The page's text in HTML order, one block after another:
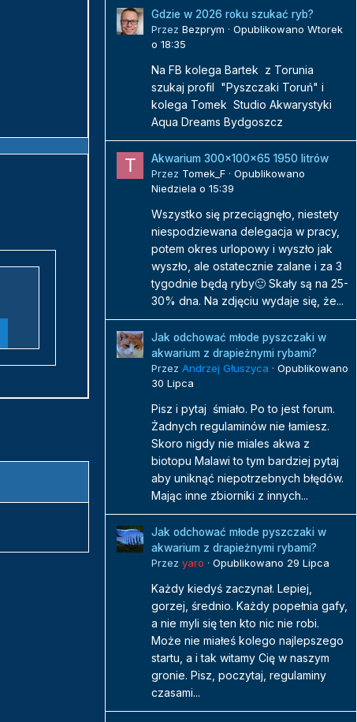
Gdzie w 2026 roku szukać ryb?
Przez Bezprym · Opublikowano Wtorek
o 18:35
Na FB kolega Bartek z Torunia
szukaj profil "Pyszczaki Toruń" i
kolega Tomek Studio Akwarystyki
Aqua Dreams Bydgoszcz
Akwarium 300x100x65 1950 litrów
Przez Tomek_F · Opublikowano
Niedziela o 15:39
Wszystko się przeciągnęło, niestety
niespodziewana delegacja w pracy,
potem okres urlopowy i wyszło jak
wyszło, ale ostatecznie zalane i za 3
tygodnie będą ryby🙂 Skały są na 25-
30% dna. Na zdjęciu wydaje się, że...
Jak odchować młode pyszczaki w
akwarium z drapieżnymi rybami?
Przez Andrzej Głuszyca · Opublikowano
30 Lipca
Pisz i pytaj śmiało. Po to jest forum.
Żadnych regulaminów nie łamiesz.
Skoro nigdy nie miales akwa z
biotopu Malawi to tym bardziej pytaj
aby uniknąć niepotrzebnych błędów.
Mając inne zbiorniki z innych...
Jak odchować młode pyszczaki w
akwarium z drapieżnymi rybami?
Przez yaro · Opublikowano 29 Lipca
Każdy kiedyś zaczynał. Lepiej,
gorzej, średnio. Każdy popełnia gafy,
a nie myli się ten kto nic nie robi.
Może nie miałeś kolego najlepszego
startu, a i tak witamy Cię w naszym
gronie. Pisz, poczytaj, regulaminy
czasami...